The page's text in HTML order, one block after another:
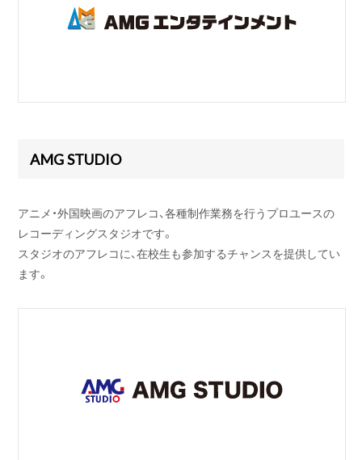
AMG STUDIO
アニメ・外国映画のアフレコ、各種制作業務を行うプロユースの
レコーディングスタジオです。
スタジオのアフレコに、在校生も参加するチャンスを提供してい
ます。